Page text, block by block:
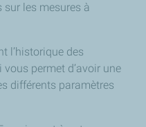
les mesures à
l’historique des
permet d’avoir une
différents paramètres